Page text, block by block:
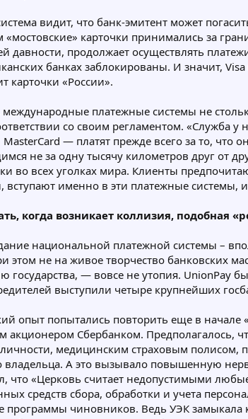
видит, что банк-эмитент может
карточки принимались за
давности, продолжает осуществлять
банках заблокированы. И значит,
карточки «России».
платежные системы не
со своим регламентом.
— платят прежде всего за то, что
не за одну тысячу километров друг от
во всех уголках мира. Клиенты
именно в эти платежные системы, и
когда возникает коллизия, подобная
национальной платежной системы –
не на живое творчество банковских
государства, — вовсе не утопия. UnionPay
выступили четыре крупнейших
опыт попытались повторить еще в начале
Сбербанком. Предполагалось,
медицинским страховым полисом,
владельца. А это вызывало повышенную
что «Церковь считает недопустимыми
средств сбора, обработки и учета
программы чиновников. Ведь УЭК